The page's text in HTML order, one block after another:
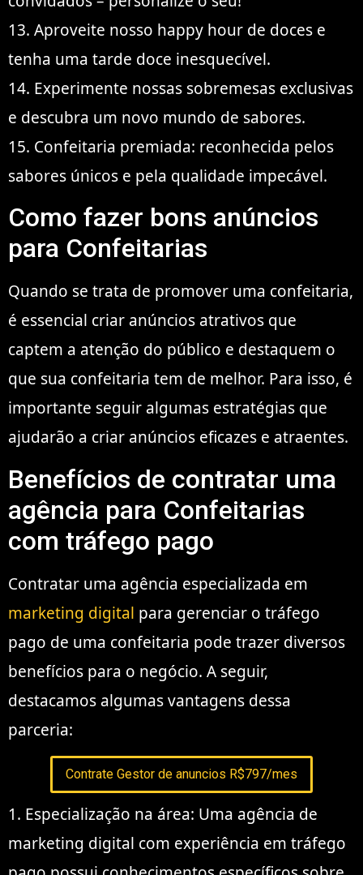
13. Aproveite nosso happy hour de doces e
tenha uma tarde doce inesquecível.
14. Experimente nossas sobremesas exclusivas
e descubra um novo mundo de sabores.
15. Confeitaria premiada: reconhecida pelos
sabores únicos e pela qualidade impecável.
Como fazer bons anúncios
para Confeitarias
Quando se trata de promover uma confeitaria,
é essencial criar anúncios atrativos que
captem a atenção do público e destaquem o
que sua confeitaria tem de melhor. Para isso, é
importante seguir algumas estratégias que
ajudarão a criar anúncios eficazes e atraentes.
Benefícios de contratar uma
agência para Confeitarias
com tráfego pago
Contratar uma agência especializada em
marketing digital para gerenciar o tráfego
pago de uma confeitaria pode trazer diversos
benefícios para o negócio. A seguir,
destacamos algumas vantagens dessa
parceria:
Contrate Gestor de anuncios R$797/mes
1. Especialização na área: Uma agência de
marketing digital com experiência em tráfego